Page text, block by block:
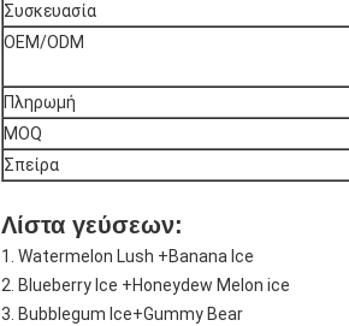
Συσκευασία
OEM/ODM
Πληρωμή
MOQ
Σπείρα
Λίστα γεύσεων:
1. Watermelon Lush +Banana Ice
2. Blueberry Ice +Honeydew Melon ice
3. Bubblegum Ice+Gummy Bear